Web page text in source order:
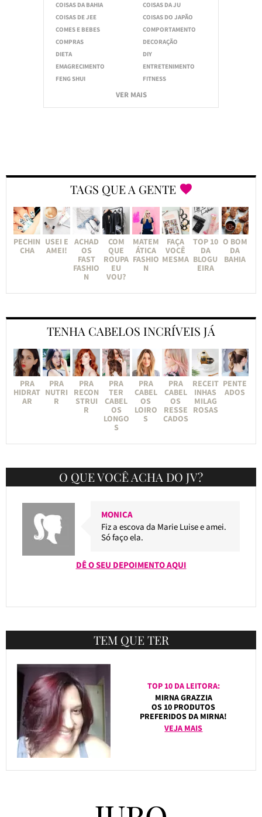
COISAS DA BAHIA
COISAS DA JU
COISAS DE JEE
COISAS DO JAPÃO
COMES E BEBES
COMPORTAMENTO
COMPRAS
DECORAÇÃO
DIETA
DIY
EMAGRECIMENTO
ENTRETENIMENTO
FENG SHUI
FITNESS
VER MAIS
TAGS QUE A GENTE
PECHIN
CHA
USEI E
AMEI!
ACHAD
OS
FAST
FASHIO
N
COM
QUE
ROUPA
EU
VOU?
MATEM
ÁTICA
FASHIO
N
FAÇA
VOCÊ
MESMA
TOP 10
DA
BLOGU
EIRA
O BOM
DA
BAHIA
TENHA CABELOS INCRÍVEIS JÁ
PRA
HIDRAT
AR
PRA
NUTRI
R
PRA
RECON
STRUI
R
PRA
TER
CABEL
OS
LONGO
S
PRA
CABEL
OS
LOIRO
S
PRA
CABEL
OS
RESSE
CADOS
RECEIT
INHAS
MILAG
ROSAS
PENTE
ADOS
O QUE VOCÊ ACHA DO JV?
MONICA
Fiz a escova da Marie Luise e amei.
Só faço ela.
DÊ O SEU DEPOIMENTO AQUI
TEM QUE TER
TOP 10 DA LEITORA:
MIRNA GRAZZIA
OS 10 PRODUTOS
PREFERIDOS DA MIRNA!
VEJA MAIS